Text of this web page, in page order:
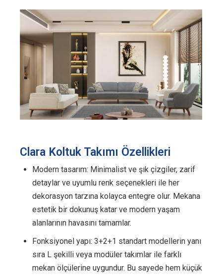
Clara Koltuk Takımı Özellikleri
Modern tasarım: Minimalist ve şık çizgiler, zarif
detaylar ve uyumlu renk seçenekleri ile her
dekorasyon tarzına kolayca entegre olur. Mekana
estetik bir dokunuş katar ve modern yaşam
alanlarının havasını tamamlar.
Fonksiyonel yapı: 3+2+1 standart modellerin yanı
sıra L şekilli veya modüler takımlar ile farklı
mekan ölçülerine uygundur. Bu sayede hem küçük